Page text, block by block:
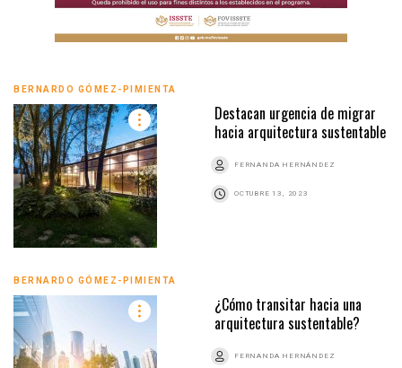
BERNARDO GÓMEZ-PIMIENTA
Destacan urgencia de migrar
hacia arquitectura sustentable
FERNANDA HERNÁNDEZ
OCTUBRE 13, 2023
BERNARDO GÓMEZ-PIMIENTA
¿Cómo transitar hacia una
arquitectura sustentable?
FERNANDA HERNÁNDEZ